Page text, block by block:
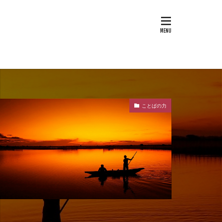
ことばの力